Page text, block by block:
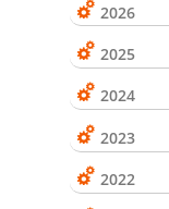
2026
2025
2024
2023
2022